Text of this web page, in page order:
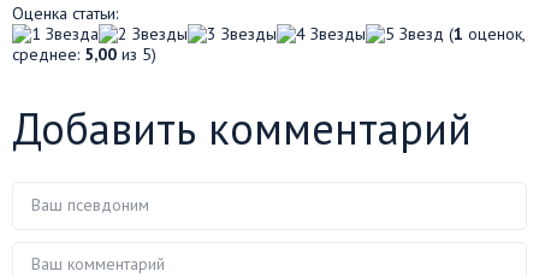
Оценка статьи:
(1 оценок,
среднее: 5,00 из 5)
Добавить комментарий